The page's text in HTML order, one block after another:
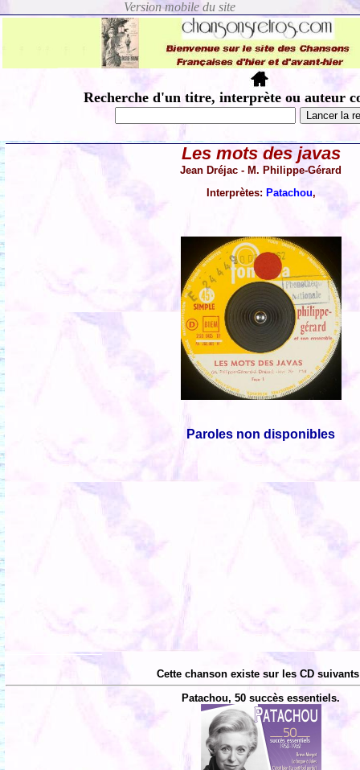
Recherche d'un titre, interprète ou auteur
Les mots des javas
Jean Dréjac - M. Philippe-Gérard
Interprètes: Patachou,
Paroles non disponibles
Cette chanson existe sur les CD
Patachou, 50 succès essentiels.